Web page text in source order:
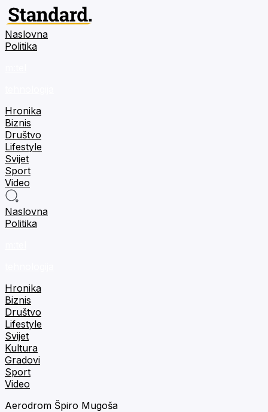
Naslovna
Politika
Hronika
Biznis
Društvo
Lifestyle
Svijet
Sport
Video
Naslovna
Politika
Hronika
Biznis
Društvo
Lifestyle
Svijet
Kultura
Gradovi
Sport
Video
Aerodrom Špiro Mugoša